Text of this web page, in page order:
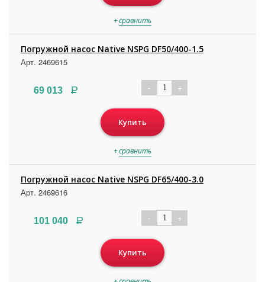
+сравнить
Погружной насос Native NSPG DF50/400-1.5
Арт. 2469615
69 013 Р - 1 +
Купить
+сравнить
Погружной насос Native NSPG DF65/400-3.0
Арт. 2469616
101 040 Р - 1 +
Купить